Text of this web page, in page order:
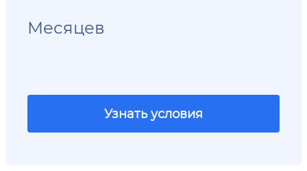
Месяцев
Узнать условия